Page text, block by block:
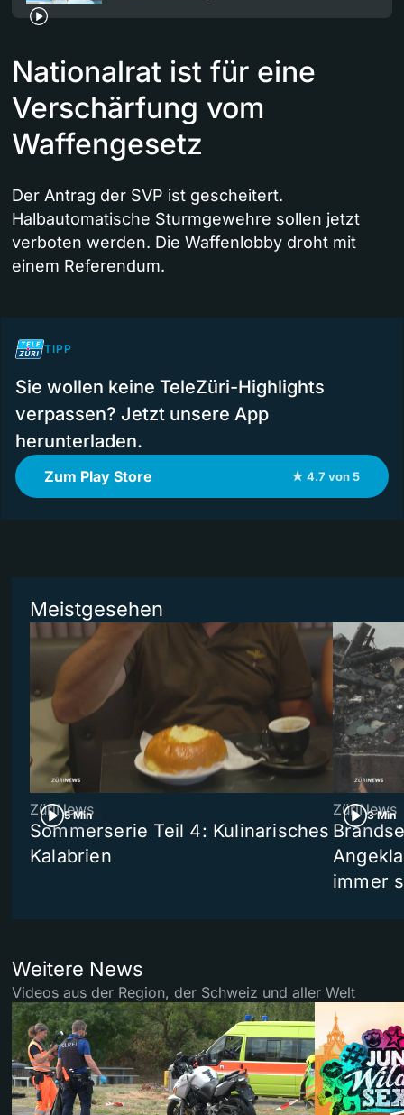
Nationalrat ist für eine
Verschärfung vom
Waffengesetz
Der Antrag der SVP ist gescheitert.
Halbautomatische Sturmgewehre sollen jetzt
verboten werden. Die Waffenlobby droht mit
einem Referendum.
TIPP
Sie wollen keine TeleZüri-Highlights
verpassen? Jetzt unsere App
herunterladen.
Zum Play Store ★ 4.7 von 5
Meistgesehen
5 Min
ZüriNews
Sommerserie Teil 4: Kulinarisches
Kalabrien
3 Min
ZüriNews
immer
Weitere News
Videos aus der Region, der Schweiz und aller Welt